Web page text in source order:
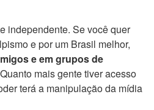
independente. Se você quer
e por um Brasil melhor,
e em grupos de
mais gente tiver acesso
terá a manipulação da mídia